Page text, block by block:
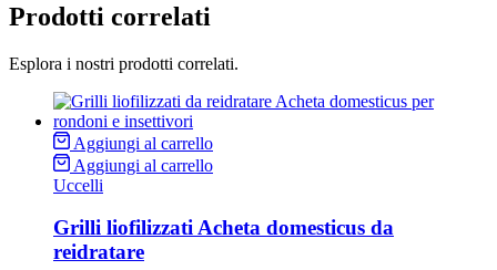
Prodotti correlati
Esplora i nostri prodotti correlati.
Aggiungi al carrello
Aggiungi al carrello
Uccelli
Grilli liofilizzati Acheta domesticus da
reidratare